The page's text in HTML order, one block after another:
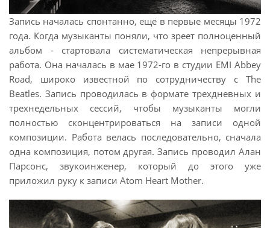
Запись началась спонтанно, ещё в первые месяцы 1972
года. Когда музыканты поняли, что зреет полноценный
альбом - стартовала систематическая непрерывная
работа. Она началась в мае 1972-го в студии EMI Abbey
Road, широко известной по сотрудничеству с The
Beatles. Запись проводилась в формате трехдневных и
трехнедельных сессий, чтобы музыканты могли
полностью сконцентрироваться на записи одной
композиции. Работа велась последовательно, сначала
одна композиция, потом другая. Запись проводил Алан
Парсонс, звукоинженер, который до этого уже
приложил руку к записи Atom Heart Mother.